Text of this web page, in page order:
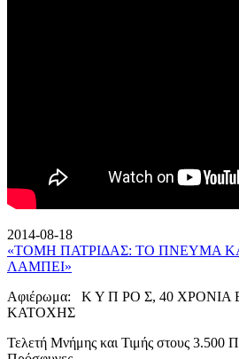
2014-08-18
«ΤΟΜΗ ΠΑΤΡΙΔΑΣ: ΤΟ ΠΝΕΥΜΑ
ΛΑΜΠΕΙ»
Αφιέρωμα: Κ Υ Π ΡΟ Σ, 40 ΧΡΟΝΙΑ
ΚΑΤΟΧΗΣ
Τελετή Μνήμης και Τιμής στους 3.500